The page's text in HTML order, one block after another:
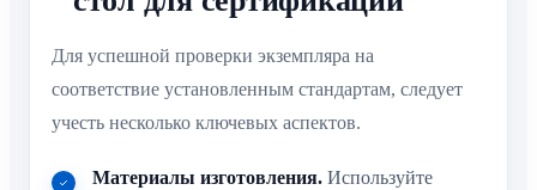
Для успешной проверки экземпляра на
соответствие установленным стандартам, следует
учесть несколько ключевых аспектов.
Материалы изготовления. Используйте